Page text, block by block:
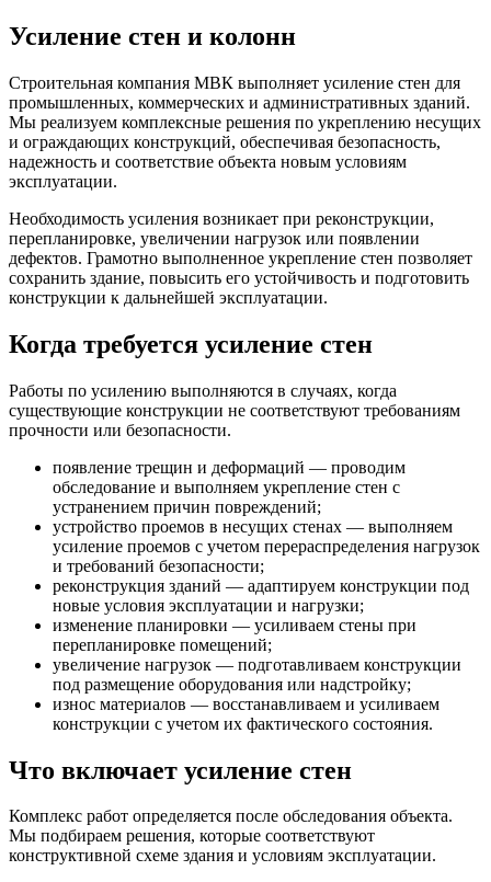
Усиление стен и колонн
Строительная компания МВК выполняет усиление стен для
промышленных, коммерческих и административных зданий.
Мы реализуем комплексные решения по укреплению несущих
и ограждающих конструкций, обеспечивая безопасность,
надежность и соответствие объекта новым условиям
эксплуатации.
Необходимость усиления возникает при реконструкции,
перепланировке, увеличении нагрузок или появлении
дефектов. Грамотно выполненное укрепление стен позволяет
сохранить здание, повысить его устойчивость и подготовить
конструкции к дальнейшей эксплуатации.
Когда требуется усиление стен
Работы по усилению выполняются в случаях, когда
существующие конструкции не соответствуют требованиям
прочности или безопасности.
появление трещин и деформаций — проводим
обследование и выполняем укрепление стен с
устранением причин повреждений;
устройство проемов в несущих стенах — выполняем
усиление проемов с учетом перераспределения нагрузок
и требований безопасности;
реконструкция зданий — адаптируем конструкции под
новые условия эксплуатации и нагрузки;
изменение планировки — усиливаем стены при
перепланировке помещений;
увеличение нагрузок — подготавливаем конструкции
под размещение оборудования или надстройку;
износ материалов — восстанавливаем и усиливаем
конструкции с учетом их фактического состояния.
Что включает усиление стен
Комплекс работ определяется после обследования объекта.
Мы подбираем решения, которые соответствуют
конструктивной схеме здания и условиям эксплуатации.